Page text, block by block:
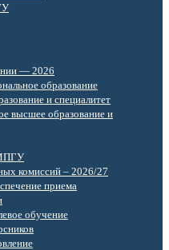
— 2026
образование
и специалитет
высшее образование и
комиссий – 2026/27
приема
обучение